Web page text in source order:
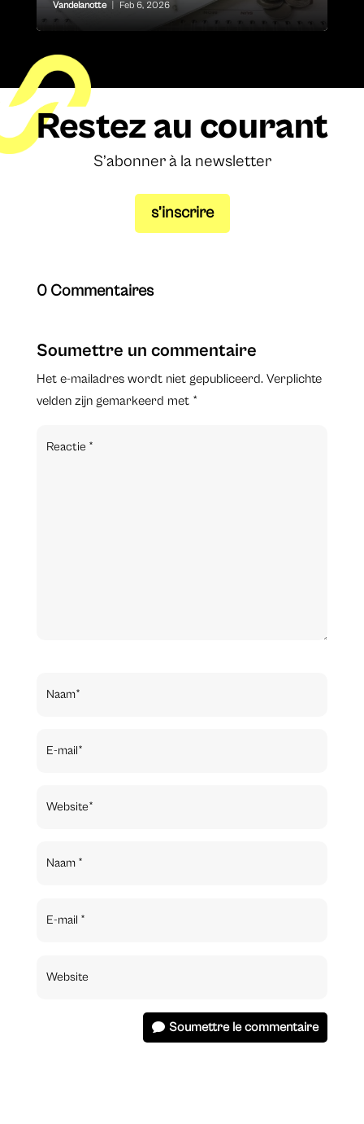
Vandelanotte Feb 6, 2026
Restez au courant
S’abonner à la newsletter
s’inscrire
0 Commentaires
Soumettre un commentaire
Het e-mailadres wordt niet gepubliceerd. Verplichte
velden zijn gemarkeerd met *
Soumettre le commentaire